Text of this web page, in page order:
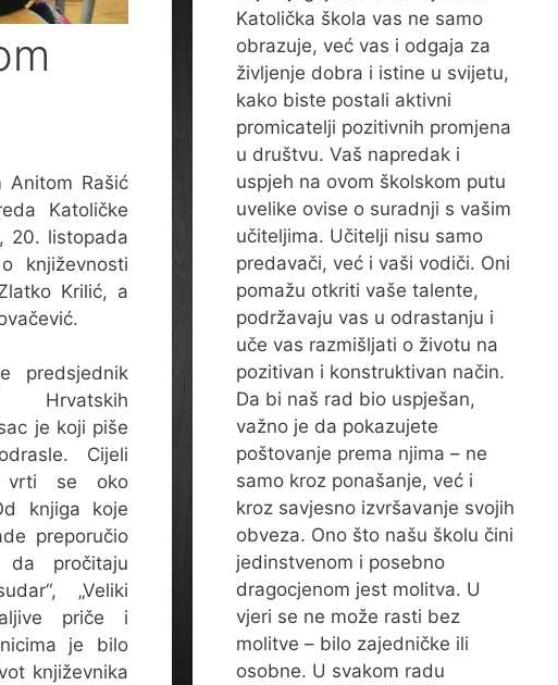
Anitom Rašić
Katoličke
20. listopada
književnosti
Krilić, a
predsjednik
je koji piše
Cijeli
vrti se oko
knjiga koje
preporučio
da pročitaju
„Veliki
priče i
je bilo
književnika
Katolička škola vas ne samo
obrazuje, već vas i odgaja za
življenje dobra i istine u svijetu,
kako biste postali aktivni
promicatelji pozitivnih promjena
u društvu. Vaš napredak i
uspjeh na ovom školskom putu
uvelike ovise o suradnji s vašim
učiteljima. Učitelji nisu samo
predavači, već i vaši vodiči. Oni
pomažu otkriti vaše talente,
podržavaju vas u odrastanju i
uče vas razmišljati o životu na
pozitivan i konstruktivan način.
Da bi naš rad bio uspješan,
važno je da pokazujete
poštovanje prema njima – ne
samo kroz ponašanje, već i
kroz savjesno izvršavanje svojih
obveza. Ono što našu školu čini
jedinstvenom i posebno
dragocjenom jest molitva. U
vjeri se ne može rasti bez
molitve – bilo zajedničke ili
osobne. U svakom radu